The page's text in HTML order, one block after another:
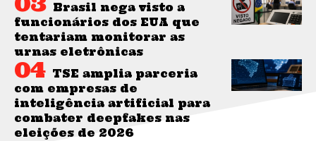
Brasil nega visto a
funcionários dos EUA que
tentariam monitorar as
urnas eletrônicas
TSE amplia parceria
com empresas de
inteligência artificial para
combater deepfakes nas
eleições de 2026